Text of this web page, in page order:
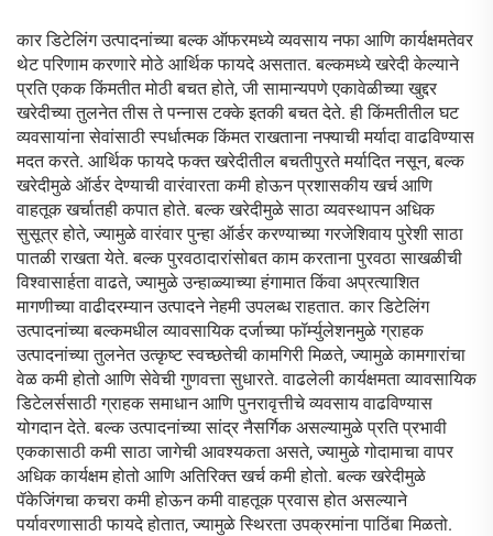
कार डिटेलिंग उत्पादनांच्या बल्क ऑफरमध्ये व्यवसाय नफा आणि कार्यक्षमतेवर
थेट परिणाम करणारे मोठे आर्थिक फायदे असतात. बल्कमध्ये खरेदी केल्याने
प्रति एकक किंमतीत मोठी बचत होते, जी सामान्यपणे एकावेळीच्या खुद्दर
खरेदीच्या तुलनेत तीस ते पन्नास टक्के इतकी बचत देते. ही किंमतीतील घट
व्यवसायांना सेवांसाठी स्पर्धात्मक किंमत राखताना नफ्याची मर्यादा वाढविण्यास
मदत करते. आर्थिक फायदे फक्त खरेदीतील बचतीपुरते मर्यादित नसून, बल्क
खरेदीमुळे ऑर्डर देण्याची वारंवारता कमी होऊन प्रशासकीय खर्च आणि
वाहतूक खर्चातही कपात होते. बल्क खरेदीमुळे साठा व्यवस्थापन अधिक
सुसूत्र होते, ज्यामुळे वारंवार पुन्हा ऑर्डर करण्याच्या गरजेशिवाय पुरेशी साठा
पातळी राखता येते. बल्क पुरवठादारांसोबत काम करताना पुरवठा साखळीची
विश्वासार्हता वाढते, ज्यामुळे उन्हाळ्याच्या हंगामात किंवा अप्रत्याशित
मागणीच्या वाढीदरम्यान उत्पादने नेहमी उपलब्ध राहतात. कार डिटेलिंग
उत्पादनांच्या बल्कमधील व्यावसायिक दर्जाच्या फॉर्म्युलेशनमुळे ग्राहक
उत्पादनांच्या तुलनेत उत्कृष्ट स्वच्छतेची कामगिरी मिळते, ज्यामुळे कामगारांचा
वेळ कमी होतो आणि सेवेची गुणवत्ता सुधारते. वाढलेली कार्यक्षमता व्यावसायिक
डिटेलर्ससाठी ग्राहक समाधान आणि पुनरावृत्तीचे व्यवसाय वाढविण्यास
योगदान देते. बल्क उत्पादनांच्या सांद्र नैसर्गिक असल्यामुळे प्रति प्रभावी
एककासाठी कमी साठा जागेची आवश्यकता असते, ज्यामुळे गोदामाचा वापर
अधिक कार्यक्षम होतो आणि अतिरिक्त खर्च कमी होतो. बल्क खरेदीमुळे
पॅकेजिंगचा कचरा कमी होऊन कमी वाहतूक प्रवास होत असल्याने
पर्यावरणासाठी फायदे होतात, ज्यामुळे स्थिरता उपक्रमांना पाठिंबा मिळतो.